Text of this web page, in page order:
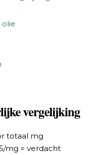
olie
vergelijking
totaal mg
mg = verdacht